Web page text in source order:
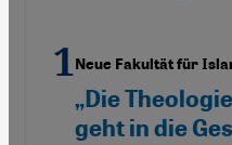
Neue Fakultät für
„Die
geht in die